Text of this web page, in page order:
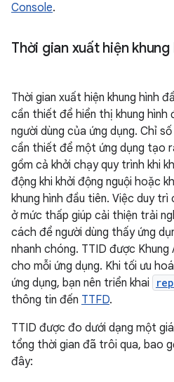
Console.
Thời gian xuất hiện
Thời gian xuất hiện khung hình
cần thiết để hiển thị khung hình
người dùng của ứng dụng. Chỉ
cần thiết để một ứng dụng tạo
gồm cả khởi chạy quy trình khi
động khi khởi động nguội hoặc
khung hình đầu tiên. Việc duy
ở mức thấp giúp cải thiện trải
cách để người dùng thấy ứng
nhanh chóng. TTID được
cho mỗi ứng dụng. Khi tối ưu
ứng dụng, bạn nên triển khai
thông tin đến TTFD.
TTID được đo dưới dạng một
tổng thời gian đã trôi qua, bao
đây: